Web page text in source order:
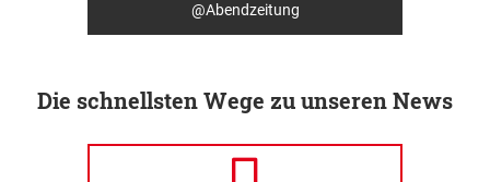
@Abendzeitung
Die schnellsten Wege zu unseren News